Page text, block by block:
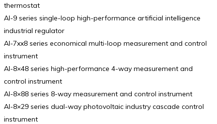
thermostat
AI-9 series single-loop high-performance artificial intelligence
industrial regulator
AI-7xx8 series economical multi-loop measurement and control
instrument
AI-8×48 series high-performance 4-way measurement and
control instrument
AI-8×88 series 8-way measurement and control instrument
AI-8×29 series dual-way photovoltaic industry cascade control
instrument